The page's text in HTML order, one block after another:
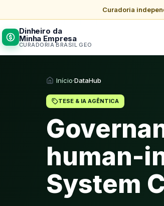
Curadoria
Dinheiro da
Minha Empresa
CURADORIA BRASIL GEO
Início·DataHub
TESE & IA AGÊNTICA
human-
System